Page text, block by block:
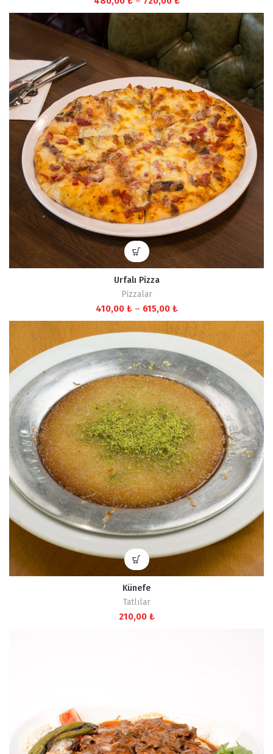
aralığı:
480,00 ₺
-
720,00 ₺
Urfalı Pizza
Pizzalar
410,00 ₺ – 615,00 ₺Fiyat
aralığı:
410,00 ₺
615,00 ₺
Künefe
Tatlılar
210,00 ₺